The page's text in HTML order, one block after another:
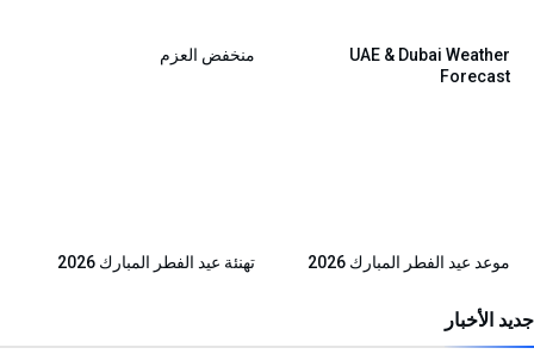
منخفض العزم
UAE & Dubai Weather
Forecast
تهنئة عيد الفطر المبارك 2026 موعد عيد الفطر المبارك 2026
جديد الأخبار